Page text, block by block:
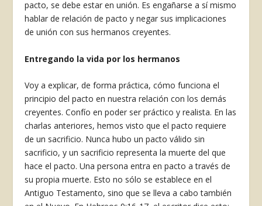
pacto, se debe estar en unión. Es engañarse a sí mismo
hablar de relación de pacto y negar sus implicaciones
de unión con sus hermanos creyentes.
Entregando la vida por los hermanos
Voy a explicar, de forma práctica, cómo funciona el
principio del pacto en nuestra relación con los demás
creyentes. Confío en poder ser práctico y realista. En las
charlas anteriores, hemos visto que el pacto requiere
de un sacrificio. Nunca hubo un pacto válido sin
sacrificio, y un sacrificio representa la muerte del que
hace el pacto. Una persona entra en pacto a través de
su propia muerte. Esto no sólo se establece en el
Antiguo Testamento, sino que se lleva a cabo también